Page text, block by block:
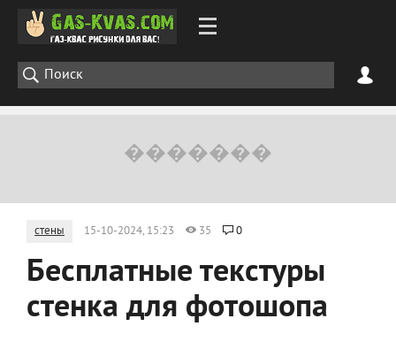
стены 15-10-2024, 15:23 35 0
Бесплатные текстуры
стенка для фотошопа